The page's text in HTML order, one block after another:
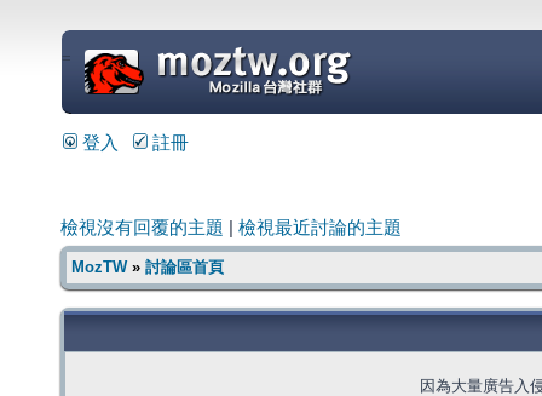
=
登入 註冊
檢視沒有回覆的主題 檢視最近討論的主題
MozTW» 討論區首頁
因為大量廣告入